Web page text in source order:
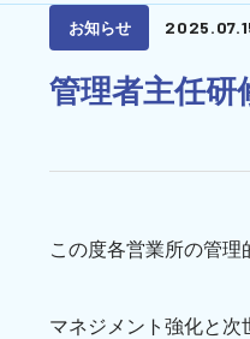
お知らせ
管理者主任研
この度各営業所の管理
マネジメント強化と